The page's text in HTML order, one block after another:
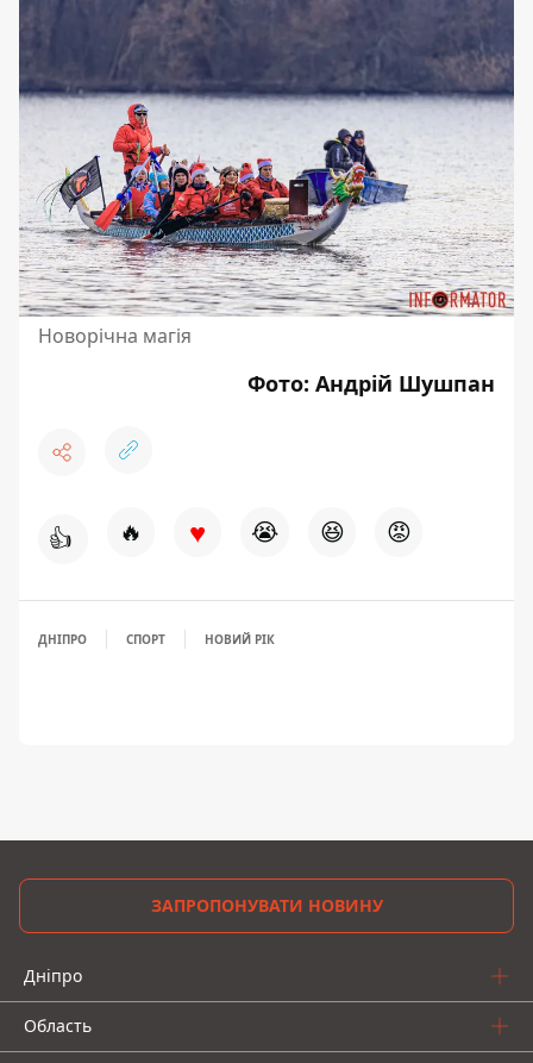
Новорічна магія
Фото: Андрій Шушпан
👍 🔥 ♥ 😭 😆 😡
ДНІПРО СПОРТ НОВИЙ РІК
ЗАПРОПОНУВАТИ НОВИНУ
Дніпро
Область